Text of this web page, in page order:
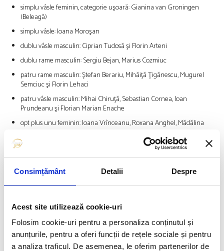
Consimțământ Detalii Despre
Acest site utilizează cookie-uri
Folosim cookie-uri pentru a personaliza conținutul și
anunțurile, pentru a oferi funcții de rețele sociale și pentru
a analiza traficul. De asemenea, le oferim partenerilor de
simplu vâsle feminin, categorie uşoară: Gianina van Groningen
(Beleagă)
simplu vâsle: Ioana Moroşan
dublu vâsle masculin: Ciprian Tudosă şi Florin Arteni
dublu rame masculin: Sergiu Bejan, Marius Cozmiuc
patru rame masculin: Ştefan Berariu, Mihăiţă Ţigănescu, Mugurel
Semciuc şi Florin Lehaci
patru vâsle masculin: Mihai Chiruţă, Sebastian Cornea, Ioan
Prundeanu şi Florian Marian Enache
opt plus unu feminin: Ioana Vrînceanu, Roxana Anghel, Mădălina
Adam, Iuliana Buhuş şi Ştefania Petreanu
opt plus unu masculin: Sergiu Bejan, Marius Cozmiuc, Ştefan Berariu,
Mihăiţă Ţigănescu, Mugurel Semciuc, Florin Lehaci, Bogdan Baitoc,
Alexandru Danciu şi Adrian Munteanu
susține și încuraja cu putere de acasă. Succes și cât mai multe medalii și
calificări!
Sursa: Agerpres